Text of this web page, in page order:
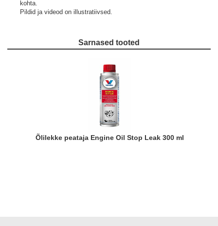
kohta.
Pildid ja videod on illustratiivsed.
Sarnased tooted
Õlilekke peataja Engine Oil Stop Leak 300 ml